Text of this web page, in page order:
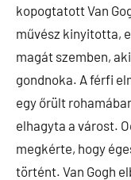
kopogtatott Van
művész kinyitotta,
magát szemben,
gondnoka. A férfi
egy őrült
elhagyta a várost.
megkérte, hogy
történt. Van Gogh